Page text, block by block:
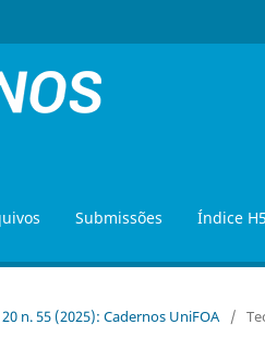
Submissões Índice
n. 55 (2025): Cadernos UniFOA /